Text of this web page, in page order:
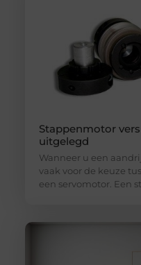
Stappenmotor
uitgelegd
Wanneer u een
vaak voor de keuze
een servomotor. Een